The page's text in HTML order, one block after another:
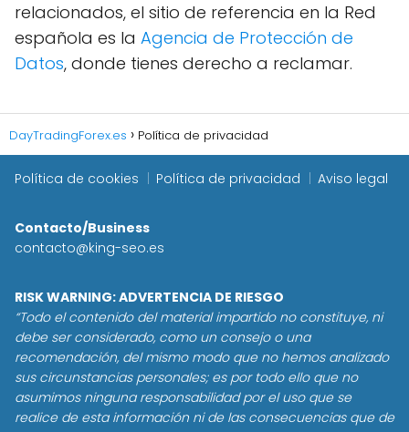
relacionados, el sitio de referencia en la Red
española es la Agencia de Protección de
Datos, donde tienes derecho a reclamar.
DayTradingForex.es Política de privacidad
Política de cookies Política de privacidad Aviso legal
Contacto/Business
contacto@king-seo.es
RISK WARNING: ADVERTENCIA DE RIESGO
“Todo el contenido del material impartido no constituye, ni
debe ser considerado, como un consejo o una
recomendación, del mismo modo que no hemos analizado
sus circunstancias personales; es por todo ello que no
asumimos ninguna responsabilidad por el uso que se
realice de esta información ni de las consecuencias que de